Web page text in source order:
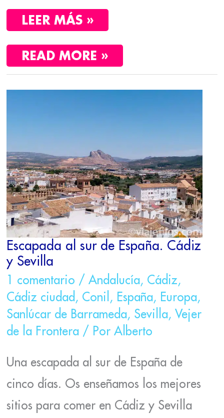
LEER MÁS »
READ MORE »
Escapada al sur de España. Cádiz
y Sevilla
1 comentario / Andalucía, Cádiz,
Cádiz ciudad , Conil , España, Europa,
Sanlúcar de Barrameda, Sevilla, Vejer
de la Frontera/ Por Alberto
Una escapada al sur de España de
cinco días. Os enseñamos los mejores
sitios para comer en Cádiz y Sevilla
CÁDIZ
Y
SEVILLA